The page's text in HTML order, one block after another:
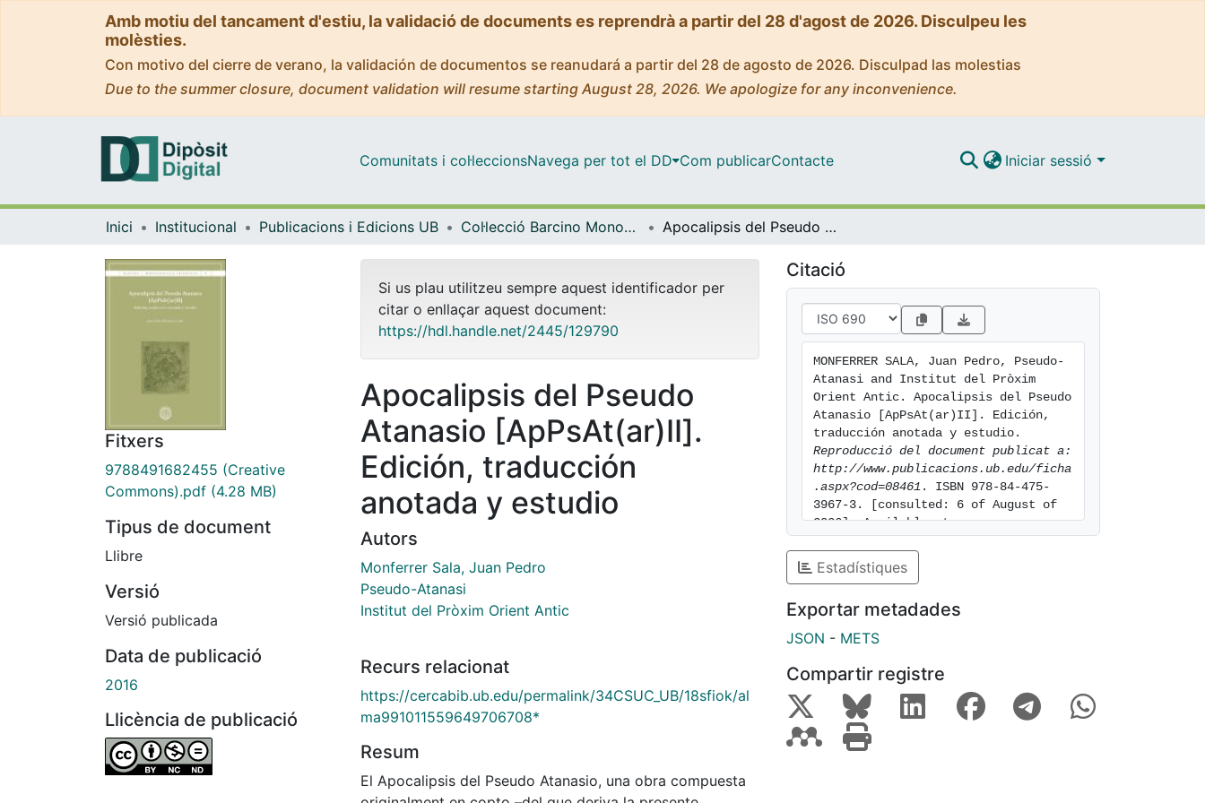
Amb motiu del tancament d'estiu, la validació de documents es reprendrà a partir del 28 d'agost de 2026. Disculpeu les
molèsties.
Con motivo del cierre de verano, la validación de documentos se reanudará a partir del 28 de agosto de 2026. Disculpad las molestias
Due to the summer closure, document validation will resume starting August 28, 2026. We apologize for any inconvenience.
Comunitats i col·leccionsNavega per tot el DD Com publicarContacte Iniciar sessió
Inici Institucional Publicacions i Edicions UB Col·lecció Barcino Monographica Orientalia - eBooks - (Publicacions i Edicions UB) Apocalipsis del Pseudo Atanasio [ApPsAt(ar)II]. Edición, traducción anotada y estudio
Fitxers
9788491682455 (Creative
Commons).pdf (4.28 MB)
Tipus de document
Llibre
Versió
Versió publicada
Data de publicació
2016
Llicència de publicació
Si us plau utilitzeu sempre aquest identificador per
citar o enllaçar aquest document:
https://hdl.handle.net/2445/129790
Apocalipsis del Pseudo
Atanasio [ApPsAt(ar)II].
Edición, traducción
anotada y estudio
Autors
Monferrer Sala, Juan Pedro
Pseudo-Atanasi
Institut del Pròxim Orient Antic
Recurs relacionat
https://cercabib.ub.edu/permalink/34CSUC_UB/18sfiok/al
ma991011559649706708*
Resum
El Apocalipsis del Pseudo Atanasio, una obra compuesta
Citació
MONFERRER SALA, Juan Pedro, Pseudo-
Atanasi and Institut del Pròxim
Orient Antic. Apocalipsis del Pseudo
Atanasio [ApPsAt(ar)II]. Edición,
Reproducció del document publicat a:
http://www.publicacions.ub.edu/ficha
.aspx?cod=08461 . ISBN 978-84-475-
3967-3. [consulted: 6 of August of
2026]. Available at:
Estadístiques
Exportar metadades
JSON - METS
Compartir registre